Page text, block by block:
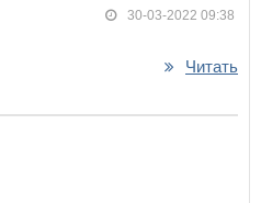
30-03-2022 09:38
Читать